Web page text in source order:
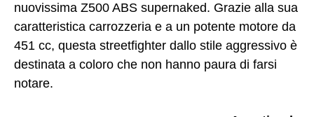
nuovissima Z500 ABS supernaked. Grazie alla sua
caratteristica carrozzeria e a un potente motore da
451 cc, questa streetfighter dallo stile aggressivo è
destinata a coloro che non hanno paura di farsi
notare.